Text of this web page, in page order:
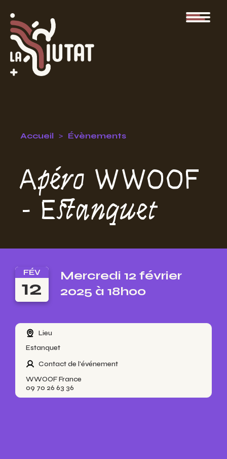
Accueil Évènements
Apéro WWOOF
- Estanquet
FÉV
12
Mercredi 12 février
2025 à 18h00
Lieu
Estanquet
Contact de l'événement
WWOOF France
09 70 26 63 36